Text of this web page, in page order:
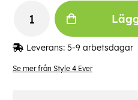
Se mer från Style 4 Ever
Leverans: 5-9 arbetsdagar